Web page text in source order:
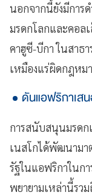
นอกจากนี้ยังมีการ
มรดกโลกและคอ
คาฮูซี-บีกา ในสาธ
เหมืองแร่ผิดกฎห
ดันแอฟริกาเส
การสนับสนุนมรด
เนสโกได้พัฒนามา
รัฐในแอฟริกาในก
พยายามเหล่านี้รว